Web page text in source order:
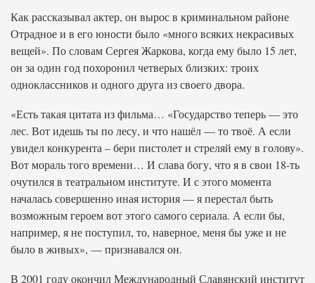
Как рассказывал актер, он вырос в криминальном районе
Отрадное и в его юности было «много всяких некрасивых
вещей». По словам Сергея Жаркова, когда ему было 15 лет,
он за один год похоронил четверых близких: троих
одноклассников и одного друга из своего двора.
«Есть такая цитата из фильма… «Государство теперь — это
лес. Вот идешь ты по лесу, и что нашёл — то твоё. А если
увидел конкурента – бери пистолет и стреляй ему в голову».
Вот мораль того времени… И слава богу, что я в свои 18-ть
очутился в театральном институте. И с этого момента
началась совершенно иная история — я перестал быть
возможным героем вот этого самого сериала. А если бы,
например, я не поступил, то, наверное, меня бы уже и не
было в живых», — признавался он.
В 2001 году окончил Международный Славянский институт